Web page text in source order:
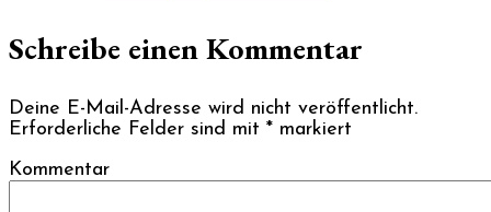
Schreibe einen Kommentar
Deine E-Mail-Adresse wird nicht veröffentlicht.
Erforderliche Felder sind mit * markiert
Kommentar